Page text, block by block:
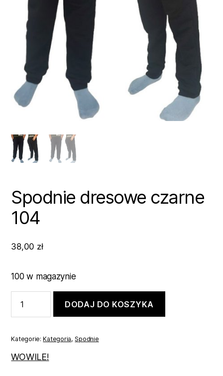
Spodnie dresowe czarne
104
38,00 zł
100 w magazynie
Spodnie
dresowe
104
DODAJ DO KOSZYKA
Kategorie:Kategoria,Spodnie
WOWILE!